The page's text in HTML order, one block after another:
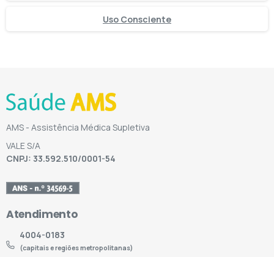
Uso Consciente
AMS - Assistência Médica Supletiva
VALE S/A
CNPJ: 33.592.510/0001-54
Atendimento
4004-0183
(capitais e regiões metropolitanas)